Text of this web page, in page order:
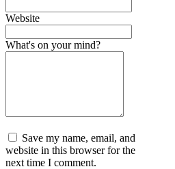
Website
What's on your mind?
Save my name, email, and
website in this browser for the
next time I comment.